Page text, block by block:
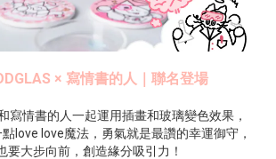
× 寫情書的人｜聯名登場
寫情書的人一起運用插畫和玻璃變色效果，
love love魔法，勇氣就是最讚的幸運御守，
要大步向前，創造緣分吸引力！